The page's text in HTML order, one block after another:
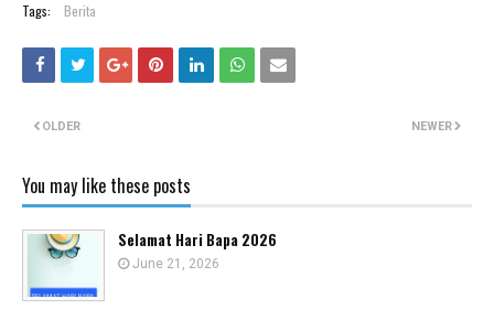
Tags: Berita
NEWER
OLDER
You may like these posts
Selamat Hari Bapa 2026
June 21, 2026